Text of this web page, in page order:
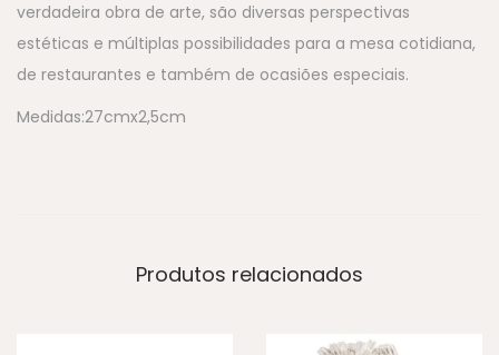
verdadeira obra de arte, são diversas perspectivas
estéticas e múltiplas possibilidades para a mesa cotidiana,
de restaurantes e também de ocasiões especiais.
Medidas:27cmx2,5cm
Produtos relacionados